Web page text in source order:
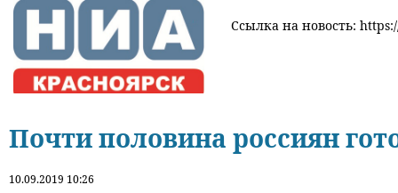
Ссылка на новость:
Почти половина россиян
10.09.2019 10:26